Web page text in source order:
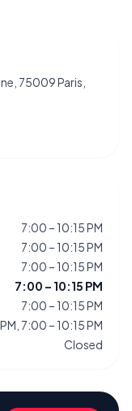
75009 Paris,
7:00 – 10:15 PM
7:00 – 10:15 PM
7:00 – 10:15 PM
7:00 – 10:15 PM
7:00 – 10:15 PM
7:00 – 10:15 PM
Closed